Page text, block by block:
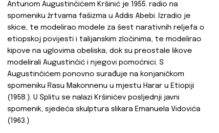
Antunom Augustinčićem Kršinić je 1955. radio na
spomeniku žrtvama fašizma u Addis Abebi. Izradio je
skice, te modelirao modele za šest narativnih reljefa o
etiopskoj povijesti i talijanskim zločinima, te modelirao
kipove na uglovima obeliska, dok su preostale likove
modelirali Augustinčić i njegovi pomoćnici. S
Augustinčićem ponovno surađuje na konjaničkom
spomeniku Rasu Makonnenu u mjestu Harar u Etiopiji
(1958.). U Splitu se nalazi Kršinićev posljednji javni
spomenik, sjedeća skulptura slikara Emanuela Vidovića
(1963.)